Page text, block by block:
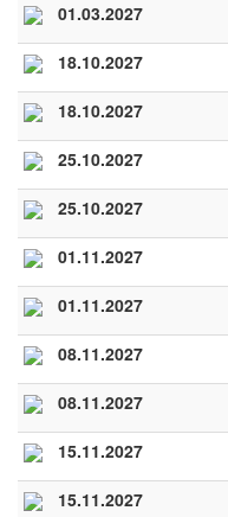
01.03.2027
18.10.2027
18.10.2027
25.10.2027
25.10.2027
01.11.2027
01.11.2027
08.11.2027
08.11.2027
15.11.2027
15.11.2027